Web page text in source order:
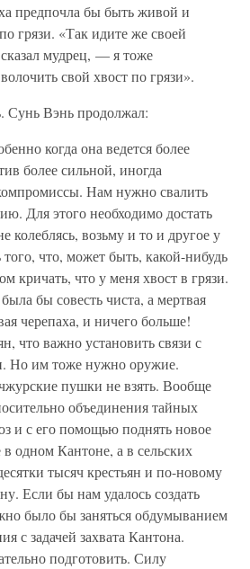
предпочла бы быть живой и
грязи. «Так идите же своей
мудрец, — я тоже
свой хвост по грязи».
Сунь Вэнь продолжал:
когда она ведется более
более сильной, иногда
Нам нужно свалить
Для этого необходимо достать
колеблясь, возьму и то и другое у
что, может быть, какой-нибудь
кричать, что у меня хвост в грязи.
бы совесть чиста, а мертвая
черепаха, и ничего больше!
что важно установить связи с
Но им тоже нужно оружие.
пушки не взять. Вообще
объединения тайных
и с его помощью поднять новое
одном Кантоне, а в сельских
тысяч крестьян и по-новому
Если бы нам удалось создать
было бы заняться обдумыванием
с задачей захвата Кантона.
подготовить. Силу